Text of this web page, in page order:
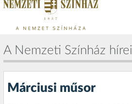
A Nemzeti Színház hírei
Márciusi műsor